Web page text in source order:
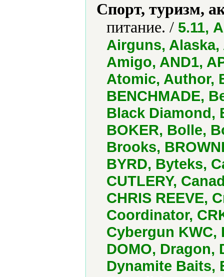
Спорт, туризм,
питание. / 5.11,
Airguns,
Amigo, AND1,
Atomic, Author,
BENCHMADE,
Black Diamond,
BOKER, Bolle,
Brooks,
BYRD, Byteks,
CUTLERY,
CHRIS REEVE,
Coordinator,
Cybergun KWC,
DOMO, Dragon,
Dynamite Baits,